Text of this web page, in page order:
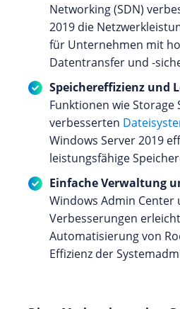
Networking (SDN)
2019 die
für Unternehmen mit
Datentransfer und -
Speichereffizienz und
Funktionen wie
verbesserten
Windows Server 2019
leistungsfähige
Einfache Verwaltung
Windows Admin Center
Verbesserungen
Automatisierung von
Effizienz der